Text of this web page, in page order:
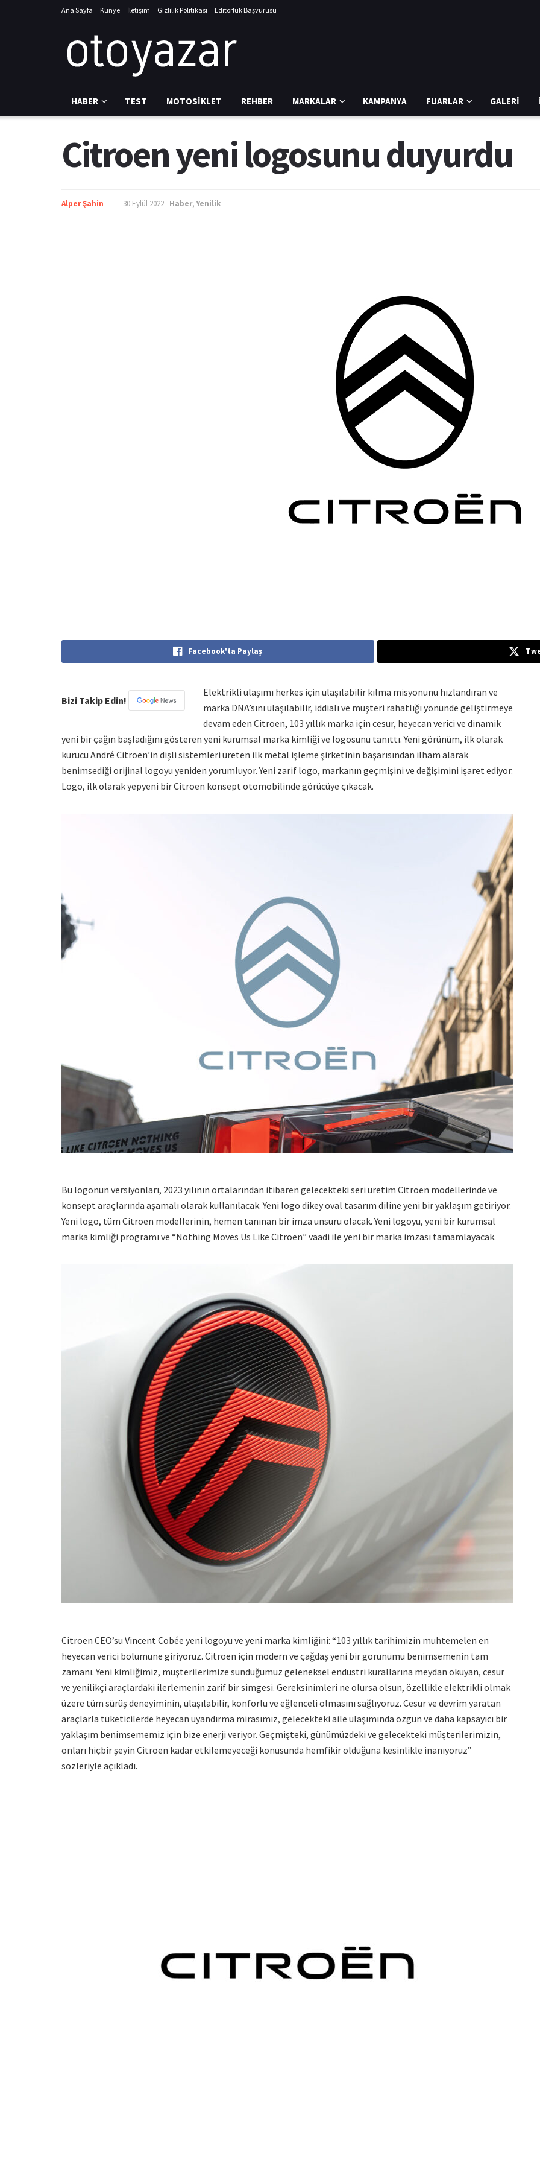
Ana Sayfa Künye İletişim Gizlilik Politikası Editörlük Başvurusu
HABER TEST MOTOSIKLET REHBER MARKALAR KAMPANYA FUARLAR GALERI
Citroen yeni logosunu duyurdu
Alper Şahin 30 Eylül 2022 Haber,Yenilik
Facebook'ta Paylaş
Bizi Takip Edin!
Elektrikli ulaşımı herkes için ulaşılabilir kılma misyonunu hızlandıran ve
marka DNA’sını ulaşılabilir, iddialı ve müşteri rahatlığı yönünde geliştirmeye
devam eden Citroen, 103 yıllık marka için cesur, heyecan verici ve dinamik
yeni bir çağın başladığını gösteren yeni kurumsal marka kimliği ve logosunu tanıttı. Yeni görünüm, ilk olarak
kurucu André Citroen’in dişli sistemleri üreten ilk metal işleme şirketinin başarısından ilham alarak
benimsediği orijinal logoyu yeniden yorumluyor. Yeni zarif logo, markanın geçmişini ve değişimini işaret ediyor.
Logo, ilk olarak yepyeni bir Citroen konsept otomobilinde görücüye çıkacak.
Bu logonun versiyonları, 2023 yılının ortalarından itibaren gelecekteki seri üretim Citroen modellerinde ve
konsept araçlarında aşamalı olarak kullanılacak. Yeni logo dikey oval tasarım diline yeni bir yaklaşım getiriyor.
Yeni logo, tüm Citroen modellerinin, hemen tanınan bir imza unsuru olacak. Yeni logoyu, yeni bir kurumsal
marka kimliği programı ve “Nothing Moves Us Like Citroen” vaadi ile yeni bir marka imzası tamamlayacak.
Citroen CEO’su Vincent Cobée yeni logoyu ve yeni marka kimliğini: “103 yıllık tarihimizin muhtemelen en
heyecan verici bölümüne giriyoruz. Citroen için modern ve çağdaş yeni bir görünümü benimsemenin tam
zamanı. Yeni kimliğimiz, müşterilerimize sunduğumuz geleneksel endüstri kurallarına meydan okuyan, cesur
ve yenilikçi araçlardaki ilerlemenin zarif bir simgesi. Gereksinimleri ne olursa olsun, özellikle elektrikli olmak
üzere tüm sürüş deneyiminin, ulaşılabilir, konforlu ve eğlenceli olmasını sağlıyoruz. Cesur ve devrim yaratan
araçlarla tüketicilerde heyecan uyandırma mirasımız, gelecekteki aile ulaşımında özgün ve daha kapsayıcı bir
yaklaşım benimsememiz için bize enerji veriyor. Geçmişteki, günümüzdeki ve gelecekteki müşterilerimizin,
onları hiçbir şeyin Citroen kadar etkilemeyeceği konusunda hemfikir olduğuna kesinlikle inanıyoruz”
sözleriyle açıkladı.